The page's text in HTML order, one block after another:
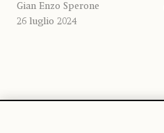
Gian Enzo Sperone
26 luglio 2024